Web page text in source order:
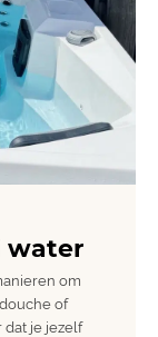
water
om
of
dat je jezelf